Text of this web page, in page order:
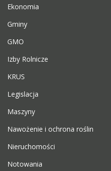
Ekonomia
Gminy
GMO
Izby Rolnicze
KRUS
Legislacja
Maszyny
Nawożenie i ochrona roślin
Nieruchomości
Notowania